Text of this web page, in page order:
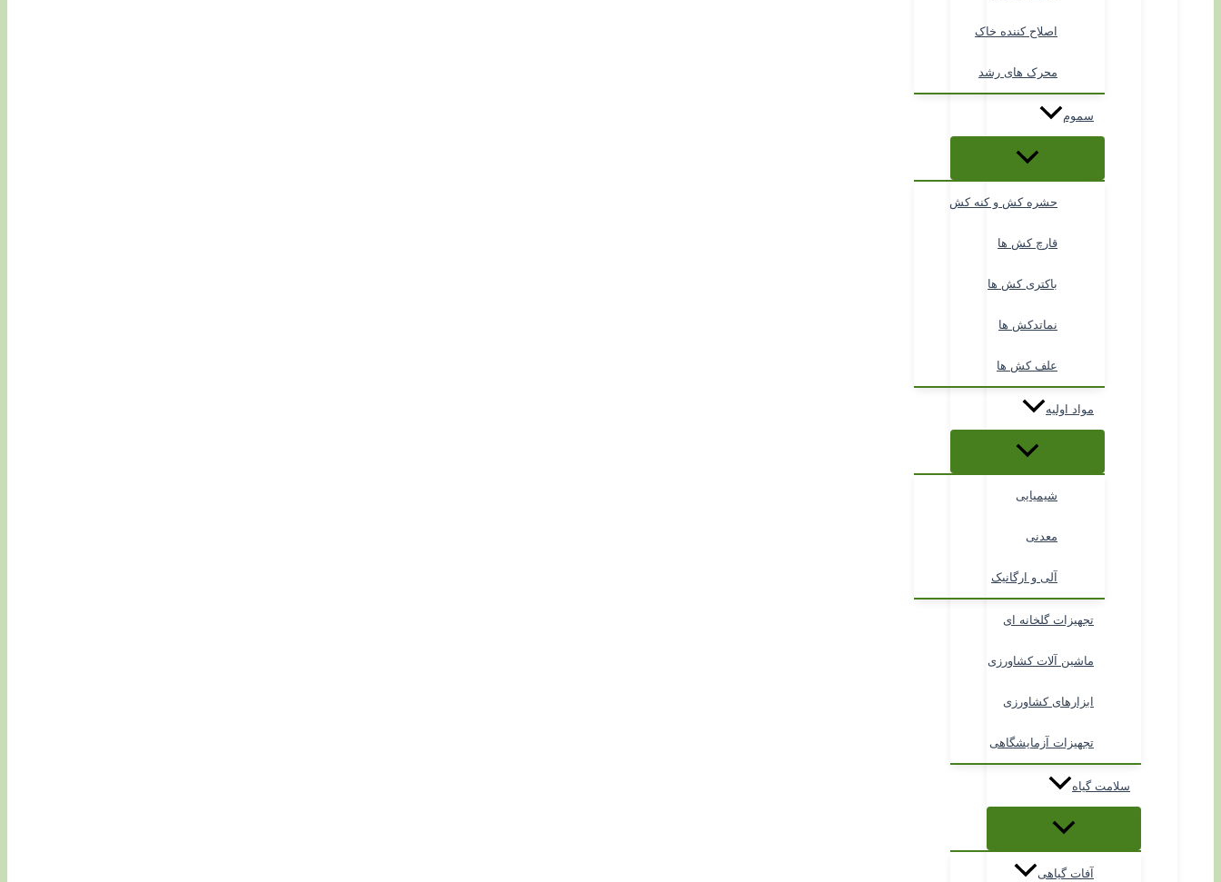
اصلاح کننده خاک
محرک های رشد
سموم
حشره کش و کنه کش
قارچ کش ها
باکتری کش ها
نماتدکش ها
علف کش ها
مواد اولیه
شیمیایی
معدنی
آلی و ارگانیک
تجهیزات گلخانه ای
ماشین آلات کشاورزی
ابزارهای کشاورزی
تجهیزات آزمایشگاهی
سلامت گیاه
آفات گیاهی